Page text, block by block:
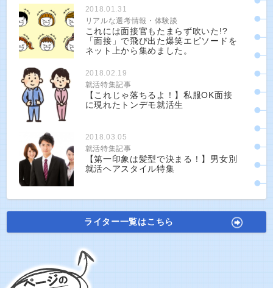
2018.01.31
リアルな選考情報・体験談
これには面接官もたまらず吹いた!?
「面接」で飛び出た爆笑エピソードを
ネット上から集めました。
2018.02.19
就活特集記事
【これじゃ落ちるよ！】私服OK面接
に現れたトンデモ就活生
2018.03.05
就活特集記事
【第一印象は髪型で決まる！】男女別
就活ヘアスタイル特集
ライター一覧はこちら